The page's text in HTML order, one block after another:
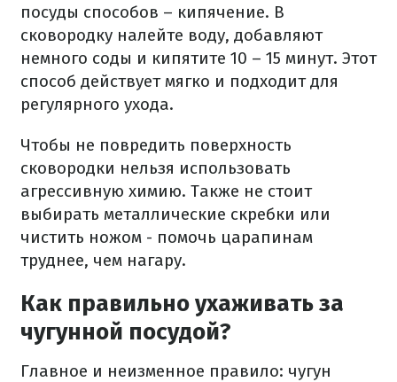
посуды способов – кипячение. В
сковородку налейте воду, добавляют
немного соды и кипятите 10 – 15 минут. Этот
способ действует мягко и подходит для
регулярного ухода.
Чтобы не повредить поверхность
сковородки нельзя использовать
агрессивную химию. Также не стоит
выбирать металлические скребки или
чистить ножом - помочь царапинам
труднее, чем нагару.
Как правильно ухаживать за
чугунной посудой?
Главное и неизменное правило: чугун